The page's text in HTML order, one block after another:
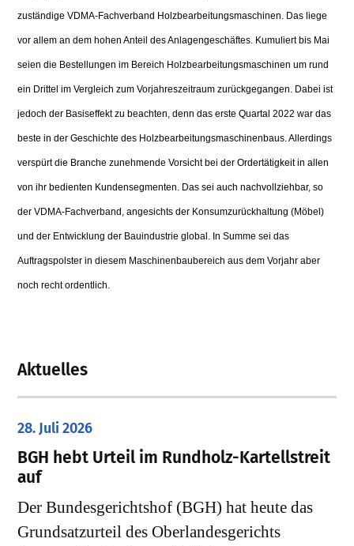
zuständige VDMA-Fachverband Holzbearbeitungsmaschinen. Das liege
vor allem an dem hohen Anteil des Anlagengeschäftes. Kumuliert bis Mai
seien die Bestellungen im Bereich Holzbearbeitungsmaschinen um rund
ein Drittel im Vergleich zum Vorjahreszeitraum zurückgegangen. Dabei ist
jedoch der Basiseffekt zu beachten, denn das erste Quartal 2022 war das
beste in der Geschichte des Holzbearbeitungsmaschinenbaus. Allerdings
verspürt die Branche zunehmende Vorsicht bei der Ordertätigkeit in allen
von ihr bedienten Kundensegmenten. Das sei auch nachvollziehbar, so
der VDMA-Fachverband, angesichts der Konsumzurückhaltung (Möbel)
und der Entwicklung der Bauindustrie global. In Summe sei das
Auftragspolster in diesem Maschinenbaubereich aus dem Vorjahr aber
noch recht ordentlich.
Aktuelles
28. Juli 2026
​BGH hebt Urteil im Rundholz-Kartellstreit
auf
Der Bundesgerichtshof (BGH) hat heute das
Grundsatzurteil des Oberlandesgerichts